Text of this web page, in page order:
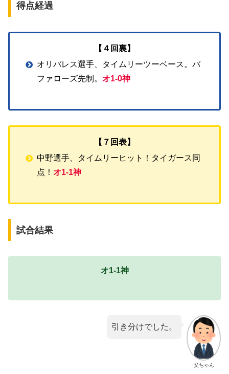
得点経過
【４回裏】
オリバレス選手、タイムリーツーベース。バ
ファローズ先制。オ1-0神
【７回表】
中野選手、タイムリーヒット！タイガース同
点！オ1-1神
試合結果
オ1-1神
父ちゃん
引き分けでした。